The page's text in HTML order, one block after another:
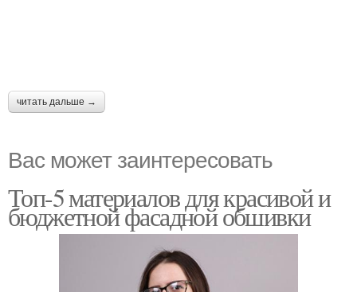
читать дальше →
Вас может заинтересовать
Топ-5 материалов для красивой и
бюджетной фасадной обшивки